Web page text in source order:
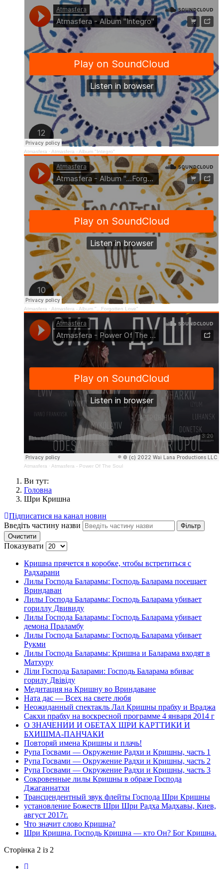
Atmasfera · Atmasfera - Album "Integro"
Atmasfera · Atmasfera - Album "...Forgotten Love"
Atmasfera · Atmasfera - Power Of The Soul
Ви тут:
Головна
Шри Кришна
Підписатися на канал новин
Введіть частину назви
Фільтр
Очистити
Показувати
Кришна прячется в коробке, чтобы встретиться с
Радхарани
Лилы Господа Баларамы: Господь Баларама посещает
Вриндаван
Лилы Господа Баларамы: Господь Баларама убивает
гориллу Двивиду
Лилы Господа Баларамы: Господь Баларама убивает
демона Праламбу
Лилы Господа Баларамы: Господь Баларама убивает
Рукми
Лилы Господа Баларамы: Кришна и Баларама входят в
Матхуру
Ліли Господа Баларами: Господь Баларама вбиває
горилу Двівіду
Медитация на Кришну во Вриндаване
Ната дас — Всех на свете любя
Неожиданный спектакль Лал Кришны прабху и Враджа
Сакхи прабху на воскресной программе 4 января 2014 г
О ЗНАЧЕНИИ И ОБЕТАХ ШРИ КАРТТИКИ И
БХИШМА-ПАНЧАКИ
Повторяй имена Кришны и плачь!
Рупа Госвами — Окружение Радхи и Кришны, часть 1
Рупа Госвами — Окружение Радхи и Кришны, часть 2
Рупа Госвами — Окружение Радхи и Кришны, часть 3
Сокровенные лилы Кришны в образе Господа
Джаганнатхи
Трансцендентный звук флейты Господа Шри Кришны
установление Божеств Шри Шри Радха Мадхавы, Киев,
август 2017г.
Что значит слово Кришна?
Шри Кришна. Господь Кришна — кто Он? Бог Кришна.
Сторінка 2 із 2